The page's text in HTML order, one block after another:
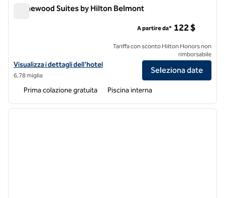
Homewood Suites by Hilton Belmont
Visualizza i dettagli dell'hotel Homewood Suites by Hilton Belmont
Visualizza i dettagli dell'hotel
6,78 miglia
A partire da* 122 $
Tariffa con sconto Hilton Honors non
rimborsabile
Seleziona date
Prima colazione gratuita Piscina interna
1 di 12